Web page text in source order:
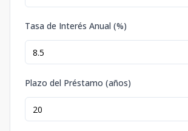
Tasa de Interés Anual (%)
Plazo del Préstamo (años)